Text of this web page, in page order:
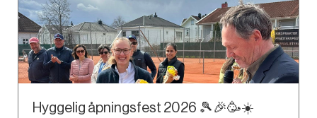
Hyggelig åpningsfest 2026 🎾🎉🥳☀️